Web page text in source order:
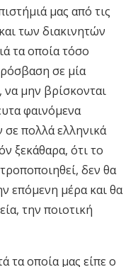
μας από τις
των διακινητών
τα οποία τόσο
σε μία
να μην βρίσκονται
φαινόμενα
πολλά ελληνικά
ξεκάθαρα, ότι το
δεν θα
επόμενη μέρα και θα
την ποιοτική
τα οποία μας είπε ο